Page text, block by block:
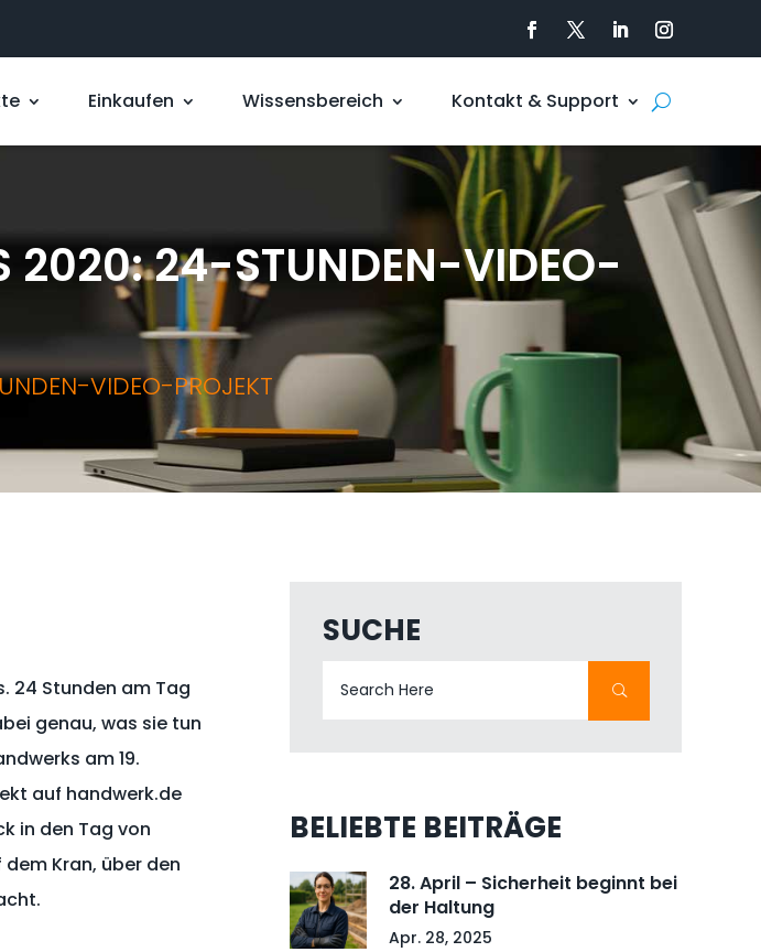
Einkaufen Wissensbereich Kontakt & Support
2020: 24-STUNDEN-VIDEO-
VIDEO-PROJEKT
24 Stunden am Tag
genau, was sie tun
am 19.
auf handwerk.de
in den Tag von
Kran, über den
SUCHE
BELIEBTE BEITRÄGE
28. April – Sicherheit beginnt bei
der Haltung
Apr. 28, 2025